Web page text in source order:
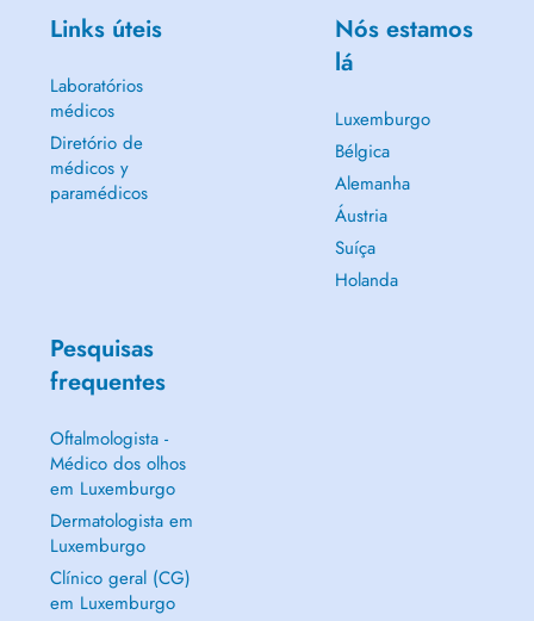
Links úteis
Laboratórios
médicos
Diretório de
médicos y
paramédicos
Nós estamos
lá
Luxemburgo
Bélgica
Alemanha
Áustria
Suíça
Holanda
Pesquisas
frequentes
Oftalmologista -
Médico dos olhos
em Luxemburgo
Dermatologista em
Luxemburgo
Clínico geral (CG)
em Luxemburgo